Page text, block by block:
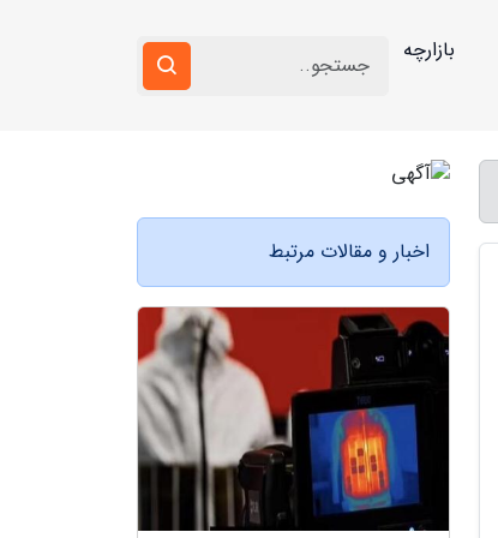
بازارچه
اخبار و مقالات مرتبط